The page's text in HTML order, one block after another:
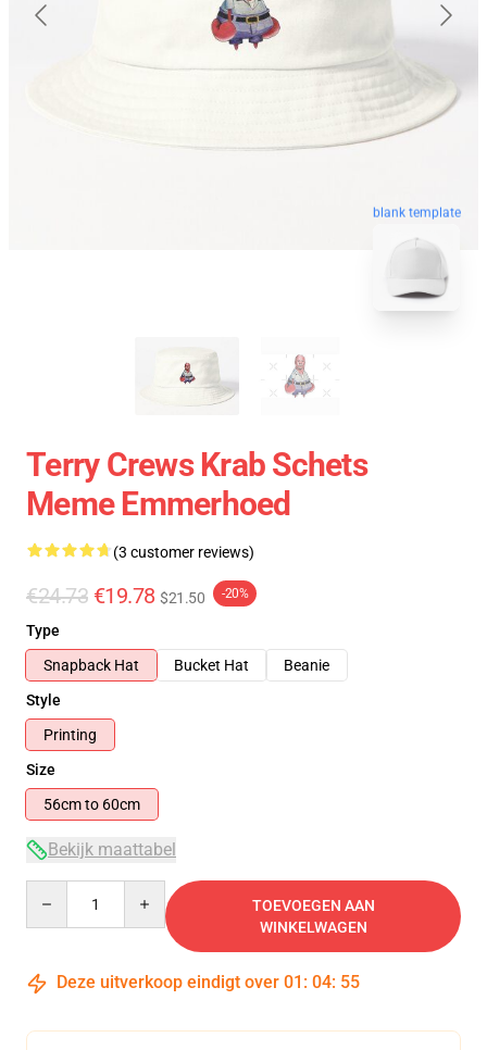
blank template
Terry Crews Krab Schets
Meme Emmerhoed
(3 customer reviews)
€24.73 €19.78 $21.50 -20%
Type
Snapback Hat
Bucket Hat
Beanie
Style
Printing
Size
56cm to 60cm
Bekijk maattabel
TOEVOEGEN AAN
WINKELWAGEN
Deze uitverkoop eindigt over 01 : 04: 55